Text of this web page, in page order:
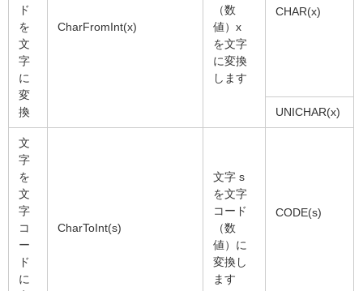
ド
を
文
字
に
変
換
CharFromInt(x)
（数
値）x
を文字
に変換
します
CHAR(x)
UNICHAR(x)
文
字
を
文
字
コ
ー
ド
に
CharToInt(s)
文字 s
を文字
コード
（数
値）に
変換し
ます
CODE(s)